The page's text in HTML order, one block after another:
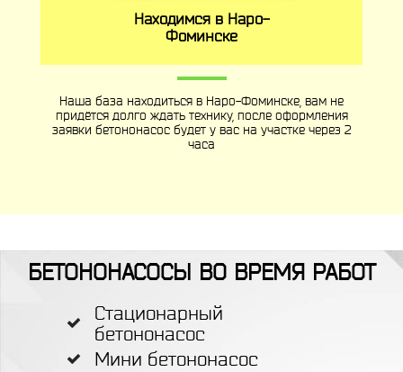
Находимся в Наро-
Фоминске
Наша база находиться в Наро-Фоминске, вам не
придётся долго ждать технику, после оформления
заявки бетононасос будет у вас на участке через 2
часа
БЕТОНОНАСОСЫ ВО ВРЕМЯ РАБОТ
Стационарный
бетононасос
Мини бетононасос